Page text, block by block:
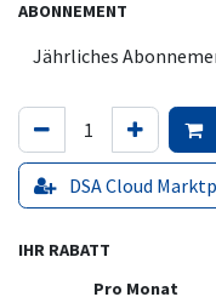
ABONNEMENT
DSA Cloud
IHR RABATT
Pro Monat